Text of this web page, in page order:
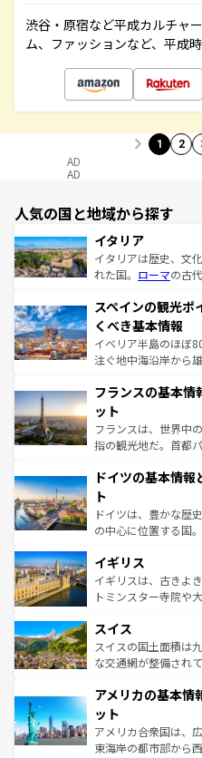
渋谷・原宿など平成カルチャ
ム、ファッションなど、平成
1 2
AD
AD
人気の国と地域から探す
イタリア
イタリアは歴史、文
れた国。 ローマの古
ろん、トスカーナの
景など、自然景観も
ピザやパスタなど、
できる。朝目覚めて
なお、新着のイタリ
しい。
スペインの観光ポ
くべき基本情報
イベリア半島のほぼ
注ぐ地中海沿岸から
文化が根付くこの国
れる闘牛、そして美
る。首都マドリード
アートに溢れた街角
せる。地方によって
ンテンツ一覧 を参照
フランスの基本情
ット
フランスは、世界中
指の観光地だ。首都
で、幅広い魅力が詰
聖堂、美しいビーチ
から魅了する。また
れ、フランス料理は
香り高いラベンダー
らに、パリ以外の地
も豊かな歴史と文化
を参照してほしい。
ドイツの基本情報
ト
ドイツは、豊かな歴
の中心に位置する国
顔を持つこの国は、
ルリンの文化的活気
してライン川沿いの
は、お酒好きな人にはぜひ
ドイツ情報はコンテ
イギリス
イギリスは、古きよ
トミンスター寺院や
リアごとに異なる魅
ティー、ビール好き
戦など、本場だから
ンツ一覧を参照して
スイス
スイスの国土面積は
な交通網が整備され
の建物がそのまま残
博物館もあり、アル
ことができる。国民
者向けの交通パス提
アメリカの基本情
ット
アメリカ合衆国は、
東海岸の都市部から